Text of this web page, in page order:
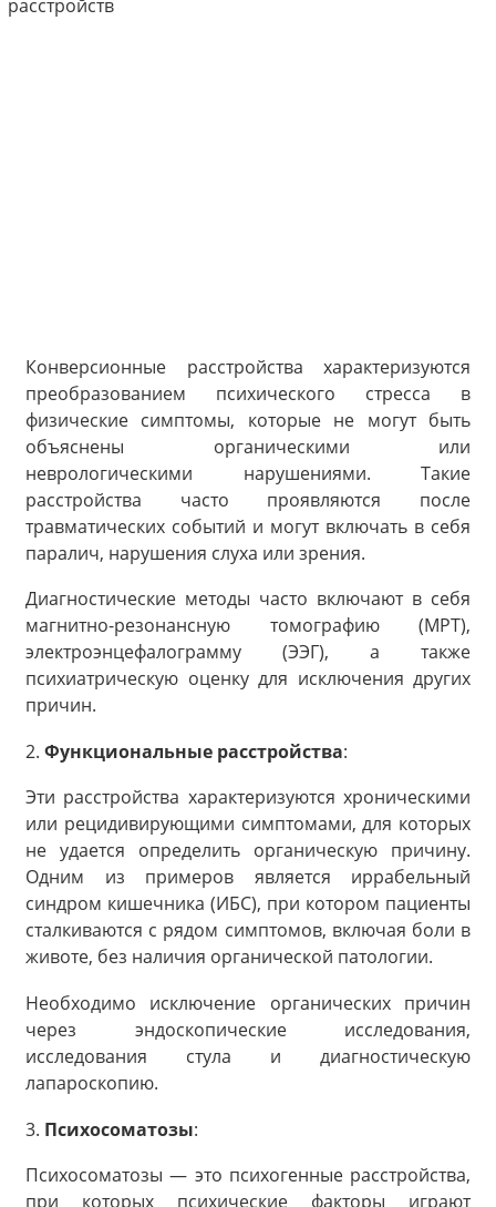
Конверсионные расстройства характеризуются
преобразованием психического стресса в
физические симптомы, которые не могут быть
объяснены органическими или
неврологическими нарушениями. Такие
расстройства часто проявляются после
травматических событий и могут включать в себя
паралич, нарушения слуха или зрения.
Диагностические методы часто включают в себя
магнитно-резонансную томографию (МРТ),
электроэнцефалограмму (ЭЭГ), а также
психиатрическую оценку для исключения других
причин.
2. Функциональные расстройства:
Эти расстройства характеризуются хроническими
или рецидивирующими симптомами, для которых
не удается определить органическую причину.
Одним из примеров является иррабельный
синдром кишечника (ИБС), при котором пациенты
сталкиваются с рядом симптомов, включая боли в
животе, без наличия органической патологии.
Необходимо исключение органических причин
через эндоскопические исследования,
исследования стула и диагностическую
лапароскопию.
3. Психосоматозы:
Психосоматозы — это психогенные расстройства,
при которых психические факторы играют